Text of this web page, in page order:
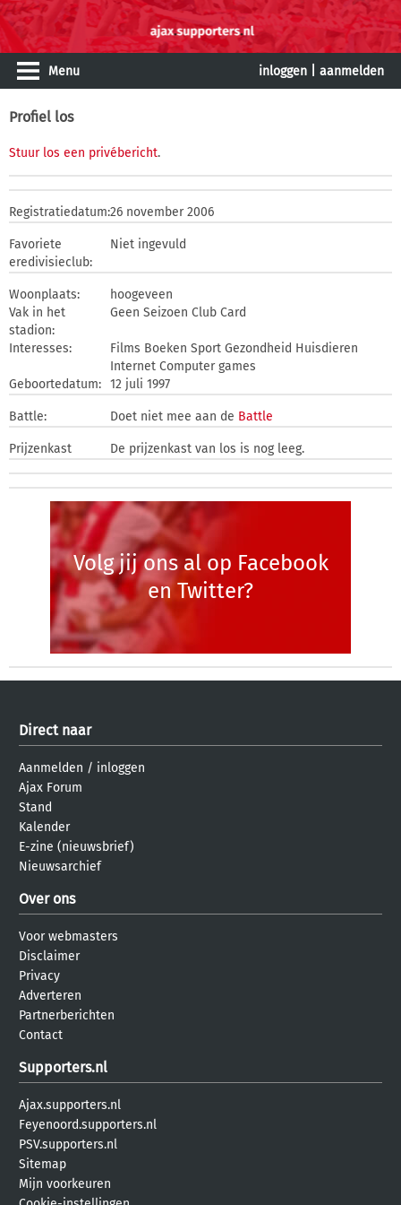
Menu inloggen aanmelden
Profiel los
Stuur los een privébericht.
Registratiedatum:26 november 2006
Favoriete
eredivisieclub:
Niet ingevuld
Woonplaats:
hoogeveen
Vak in het
stadion:
Geen Seizoen Club Card
Interesses:
Films Boeken Sport Gezondheid Huisdieren
Internet Computer games
Geboortedatum: 12 juli 1997
Battle: Doet niet mee aan de Battle
Prijzenkast De prijzenkast van los is nog leeg.
Volg jij ons al op Facebook
en Twitter?
Direct naar
Aanmelden / inloggen
Ajax Forum
Stand
Kalender
E-zine (nieuwsbrief)
Nieuwsarchief
Over ons
Voor webmasters
Disclaimer
Privacy
Adverteren
Partnerberichten
Contact
Supporters.nl
Ajax.supporters.nl
Feyenoord.supporters.nl
PSV.supporters.nl
Sitemap
Mijn voorkeuren